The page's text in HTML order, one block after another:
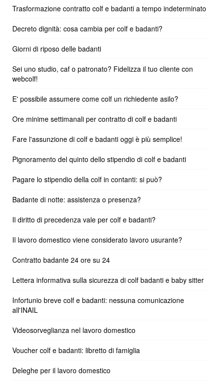
Trasformazione contratto colf e badanti a tempo indeterminato
Decreto dignità: cosa cambia per colf e badanti?
Giorni di riposo delle badanti
Sei uno studio, caf o patronato? Fidelizza il tuo cliente con
webcolf!
E' possibile assumere come colf un richiedente asilo?
Ore minime settimanali per contratto di colf e badanti
Fare l'assunzione di colf e badanti oggi è più semplice!
Pignoramento del quinto dello stipendio di colf e badanti
Pagare lo stipendio della colf in contanti: si può?
Badante di notte: assistenza o presenza?
Il diritto di precedenza vale per colf e badanti?
Il lavoro domestico viene considerato lavoro usurante?
Contratto badante 24 ore su 24
Lettera informativa sulla sicurezza di colf badanti e baby sitter
Infortunio breve colf e badanti: nessuna comunicazione
all'INAIL
Videosorveglianza nel lavoro domestico
Voucher colf e badanti: libretto di famiglia
Deleghe per il lavoro domestico